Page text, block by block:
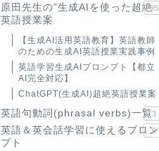
原田先生の"生成AIを使った超絶
英語授業案
95
【生成AI活用英語教育】英語教師
のための生成AI英語授業実践事例
英語学習生成AIプロンプト【都立
AI完全対応】
ChatGPT(生成AI)超絶英語授業案
英語句動詞(phrasal verbs)一覧3
英語＆英会話学習に使えるプロン
プト
6